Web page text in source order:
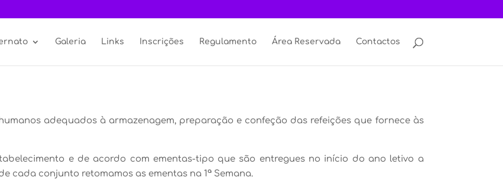
Galeria Links Inscrições Regulamento Área Reservada Contactos
adequados à armazenagem, preparação e confeção das refeições que fornece às
e de acordo com ementas-tipo que são entregues no início do ano letivo a
cada conjunto retomamos as ementas na 1ª Semana.